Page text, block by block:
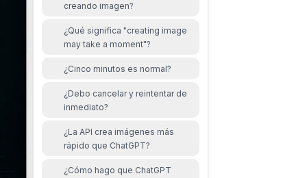
creando imagen?
¿Qué significa "creating image
may take a moment"?
¿Cinco minutos es normal?
¿Debo cancelar y reintentar de
inmediato?
¿La API crea imágenes más
rápido que ChatGPT?
¿Cómo hago que ChatGPT